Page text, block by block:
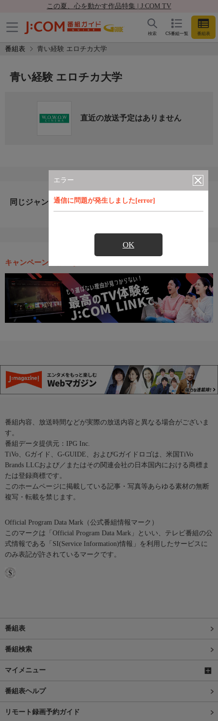
この夏、心を動かす作品特集 | J:COM TV
CS番組一覧 番組表
検索
番組表 青い経験 エロチカ大学
エラー
通信に問題が発生しました[error]
OK
青い経験 エロチカ大学
直近の放送予定はありません
同じジャンルのおすすめ番組
キャンペーン・お得な情報
番組内容、放送時間などが実際の放送内容と異なる場合がございま
す。
番組データ提供元：IPG Inc.
TiVo、Gガイド、G-GUIDE、およびGガイドロゴは、米国TiVo
Brands LLCおよび／またはその関連会社の日本国内における商標ま
たは登録商標です。
このホームページに掲載している記事・写真等あらゆる素材の無断
複写・転載を禁じます。
Official Program Data Mark（公式番組情報マーク）
このマークは「Official Program Data Mark」といい、テレビ番組の公
式情報である「SI(Service Information)情報」を利用したサービスに
のみ表記が許されているマークです。
番組表
番組検索
マイメニュー
番組表ヘルプ
リモート録画予約ガイド